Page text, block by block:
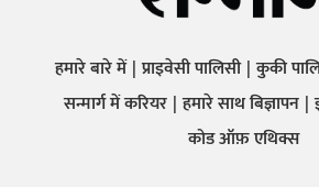
हमारे बारे में प्राइवेसी पालिसी कुकी
सन्मार्ग में करियर हमारे साथ बिज्ञापन
कोड ऑफ़ एथिक्स